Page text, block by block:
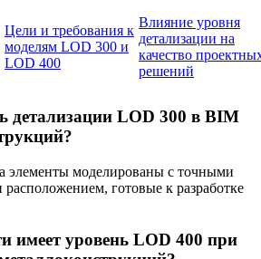
Цели и требования к
моделям LOD 300 и
LOD 400
Влияние уровня
детализации на
качество
решений
детализации LOD 300 в BIM
элементы моделированы с точными
готовые к разработке
имеет уровень LOD 400 при